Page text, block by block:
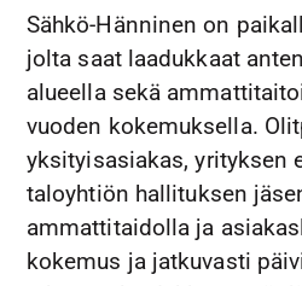
Sähkö-Hänninen on
jolta saat laadukkaat
alueella sekä
vuoden kokemuksella.
yksityisasiakas, yrityksen
taloyhtiön hallituksen
ammattitaidolla ja
kokemus ja jatkuvasti